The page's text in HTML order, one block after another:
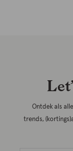
Ontdek als
trends,